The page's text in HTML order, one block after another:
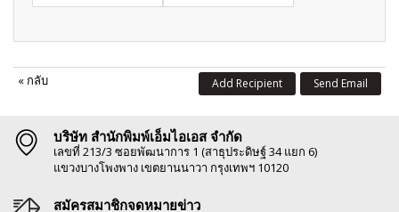
« กลับ Send Email
Add Recipient
บริษัท สำนักพิมพ์เอ็มไอเอส จำกัด
เลขที่ 213/3 ซอยพัฒนาการ 1 (สาธุประดิษฐ์ 34 แยก 6)
แขวงบางโพงพาง เขตยานนาวา กรุงเทพฯ 10120
สมัครสมาชิกจดหมายข่าว